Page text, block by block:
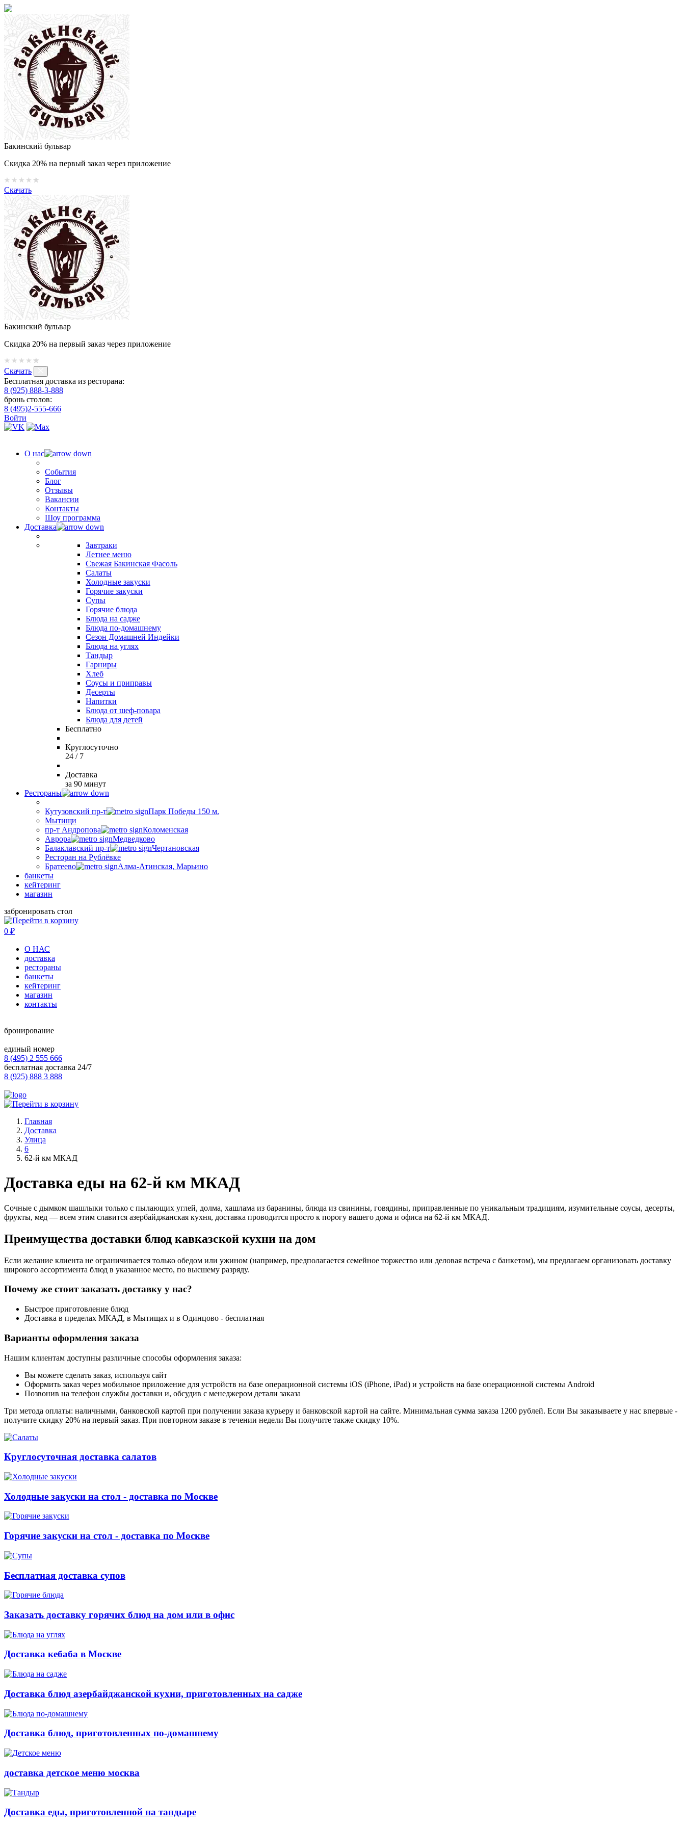
Бакинский бульвар
Скидка 20% на первый заказ через приложение
Скачать
Бакинский бульвар
Скидка 20% на первый заказ через приложение
Скачать
Бесплатная доставка из ресторана:
8 (925) 888-3-888
бронь столов:
8 (495)2-555-666
Войти
О нас
События
Блог
Отзывы
Вакансии
Контакты
Шоу программа
Доставка
Завтраки
Летнее меню
Свежая Бакинская Фасоль
Салаты
Холодные закуски
Горячие закуски
Супы
Горячие блюда
Блюда на садже
Блюда по-домашнему
Сезон Домашней Индейки
Блюда на углях
Тандыр
Гарниры
Хлеб
Соусы и приправы
Десерты
Напитки
Блюда от шеф-повара
Блюда для детей
Бесплатно
Круглосуточно
24 / 7
Доставка
за 90 минут
Рестораны
Кутузовский пр-т
Парк Победы 150 м.
Мытищи
пр-т Андропова
Коломенская
Аврора
Медведково
Балаклавский пр-т
Чертановская
Ресторан на Рублёвке
Братеево
Алма-Атинская, Марьино
банкеты
кейтеринг
магазин
забронировать стол
0 ₽
О НАС
доставка
рестораны
банкеты
кейтеринг
магазин
контакты
бронирование
единый номер
8 (495) 2 555 666
бесплатная доставка 24/7
8 (925) 888 3 888
Главная
Доставка
Улица
6
62-й км МКАД
Доставка еды на 62-й км МКАД
Сочные с дымком шашлыки только с пылающих углей, долма, хашлама из баранины, блюда из свинины, говядины, приправленные по уникальным традициям, изумительные соусы, десерты,
фрукты, мед — всем этим славится азербайджанская кухня, доставка проводится просто к порогу вашего дома и офиса на 62-й км МКАД.
Преимущества доставки блюд кавказской кухни на дом
Если желание клиента не ограничивается только обедом или ужином (например, предполагается семейное торжество или деловая встреча с банкетом), мы предлагаем организовать доставку
широкого ассортимента блюд в указанное место, по высшему разряду.
Почему же стоит заказать доставку у нас?
Быстрое приготовление блюд
Доставка в пределах МКАД, в Мытищах и в Одинцово - бесплатная
Варианты оформления заказа
Нашим клиентам доступны различные способы оформления заказа:
Вы можете сделать заказ, используя сайт
Оформить заказ через мобильное приложение для устройств на базе операционной системы iOS (iPhone, iPad) и устройств на базе операционной системы Android
Позвонив на телефон службы доставки и, обсудив с менеджером детали заказа
Три метода оплаты: наличными, банковской картой при получении заказа курьеру и банковской картой на сайте. Минимальная сумма заказа 1200 рублей. Если Вы заказываете у нас впервые -
получите скидку 20% на первый заказ. При повторном заказе в течении недели Вы получите также скидку 10%.
Круглосуточная доставка салатов
Холодные закуски на стол - доставка по Москве
Горячие закуски на стол - доставка по Москве
Бесплатная доставка супов
Заказать доставку горячих блюд на дом или в офис
Доставка кебаба в Москве
Доставка блюд азербайджанской кухни, приготовленных на садже
Доставка блюд, приготовленных по-домашнему
доставка детское меню москва
Доставка еды, приготовленной на тандыре